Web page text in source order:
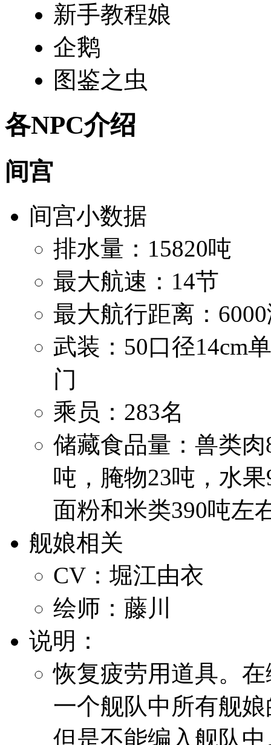
新手教程娘
企鹅
图鉴之虫
各NPC介绍
间宫
间宫小数据
排水量：15820吨
最大航速：14节
最大航行距离：
武装：50口径14cm
门
乘员：283名
储藏食品量：兽类
吨，腌物23吨，水
面粉和米类390吨左
舰娘相关
CV：堀江由衣
绘师：藤川
说明：
恢复疲劳用道具。
一个舰队中所有舰
但是不能编入舰队中